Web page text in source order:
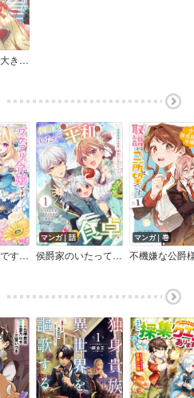
逃がした魚は大きかったが釣りあげた魚が大きすぎた件
ワケアリ令嬢ですが大逆転でハッピーエンドを迎えました！アンソロジーコミック
マンガ｜話
侯爵家のいたって平和ないつもの食卓～堅物侯爵は後妻に事細かに指示をする～（コミック）【分冊版】
マンガ｜巻